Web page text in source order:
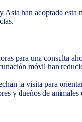
han adoptado esta
para una consulta
móvil han
la visita para
y dueños de